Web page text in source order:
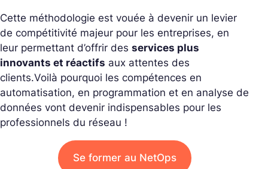
Cette méthodologie est vouée à devenir un levier
de compétitivité majeur pour les entreprises, en
leur permettant d’offrir des services plus
innovants et réactifs aux attentes des
clients.Voilà pourquoi les compétences en
automatisation, en programmation et en analyse de
données vont devenir indispensables pour les
professionnels du réseau !
Se former au NetOps